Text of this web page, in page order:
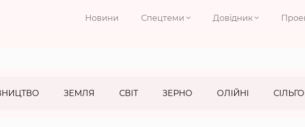
Новини Спецтеми Довідник
ЗЕМЛЯ СВІТ ЗЕРНО ОЛІЙНІ